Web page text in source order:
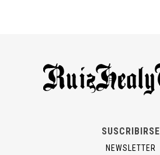
SUSCRIBIRSE
NEWSLETTER